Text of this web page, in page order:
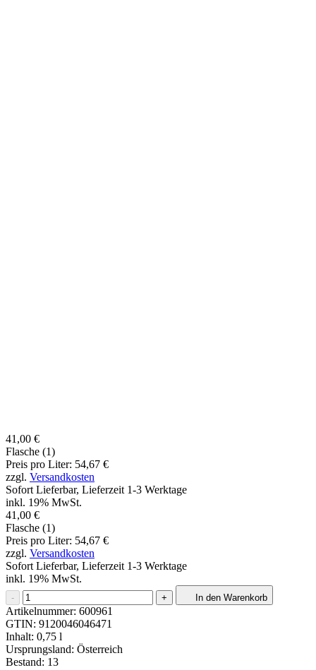
41,00 €
Flasche (1)
Preis pro Liter: 54,67 €
zzgl. Versandkosten
Sofort Lieferbar, Lieferzeit 1-3 Werktage
inkl. 19% MwSt.
41,00 €
Flasche (1)
Preis pro Liter: 54,67 €
zzgl. Versandkosten
Sofort Lieferbar, Lieferzeit 1-3 Werktage
inkl. 19% MwSt.
- + In den Warenkorb
Artikelnummer: 600961
GTIN: 9120046046471
Inhalt: 0,75 l
Ursprungsland: Österreich
Bestand: 13